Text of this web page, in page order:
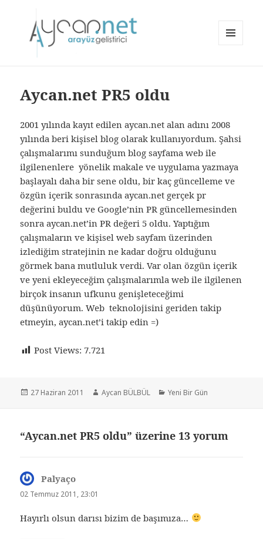
Aycan.net PR5 oldu
2001 yılında kayıt edilen aycan.net alan adını 2008
yılında beri kişisel blog olarak kullanıyordum. Şahsi
çalışmalarımı sunduğum blog sayfama web ile
ilgilenenlere yönelik makale ve uygulama yazmaya
başlayalı daha bir sene oldu, bir kaç güncelleme ve
özgün içerik sonrasında aycan.net gerçek pr
değerini buldu ve Google’nin PR güncellemesinden
sonra aycan.net’in PR değeri 5 oldu. Yaptığım
çalışmaların ve kişisel web sayfam üzerinden
izlediğim stratejinin ne kadar doğru olduğunu
görmek bana mutluluk verdi. Var olan özgün içerik
ve yeni ekleyeceğim çalışmalarımla web ile ilgilenen
birçok insanın ufkunu genişleteceğimi
düşünüyorum. Web teknolojisini geriden takip
etmeyin, aycan.net’i takip edin =)
Post Views: 7.721
Yayın
27 Haziran 2011 Yazar
Aycan BÜLBÜL Kategoriler
Yeni Bir Gün
“Aycan.net PR5 oldu” üzerine 13 yorum
Palyaço
ki:
02 Temmuz 2011, 23:01
Hayırlı olsun darısı bizim de başımıza…